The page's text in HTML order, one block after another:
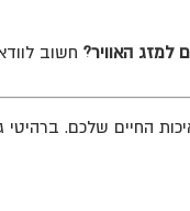
חשוב
החיים שלכם.